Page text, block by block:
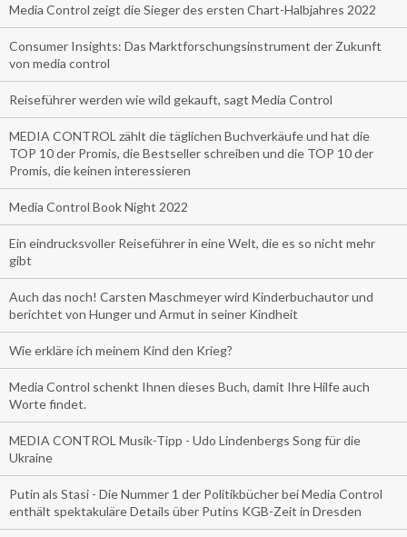
Media Control zeigt die Sieger des ersten Chart-Halbjahres 2022
Consumer Insights: Das Marktforschungsinstrument der Zukunft
von media control
Reiseführer werden wie wild gekauft, sagt Media Control
MEDIA CONTROL zählt die täglichen Buchverkäufe und hat die
TOP 10 der Promis, die Bestseller schreiben und die TOP 10 der
Promis, die keinen interessieren
Media Control Book Night 2022
Ein eindrucksvoller Reiseführer in eine Welt, die es so nicht mehr
gibt
Auch das noch! Carsten Maschmeyer wird Kinderbuchautor und
berichtet von Hunger und Armut in seiner Kindheit
Wie erkläre ich meinem Kind den Krieg?
Media Control schenkt Ihnen dieses Buch, damit Ihre Hilfe auch
Worte findet.
MEDIA CONTROL Musik-Tipp - Udo Lindenbergs Song für die
Ukraine
Putin als Stasi - Die Nummer 1 der Politikbücher bei Media Control
enthält spektakuläre Details über Putins KGB-Zeit in Dresden